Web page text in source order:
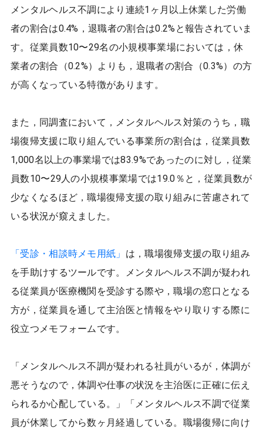
メンタルヘルス不調により連続1ヶ月以上休業した労働
者の割合は0.4%，退職者の割合は0.2%と報告されていま
す。従業員数10〜29名の小規模事業場においては，休
業者の割合（0.2%）よりも，退職者の割合（0.3%）の方
が高くなっている特徴があります。
また，同調査において，メンタルヘルス対策のうち，職
場復帰支援に取り組んでいる事業所の割合は，従業員数
1,000名以上の事業場では83.9%であったのに対し，従業
員数10〜29人の小規模事業場では19.0％と，従業員数が
少なくなるほど，職場復帰支援の取り組みに苦慮されて
いる状況が窺えました。
「受診・相談時メモ用紙」 は，職場復帰支援の取り組み
を手助けするツールです。メンタルヘルス不調が疑われ
る従業員が医療機関を受診する際や，職場の窓口となる
方が，従業員を通して主治医と情報をやり取りする際に
役立つメモフォームです。
「メンタルヘルス不調が疑われる社員がいるが，体調が
悪そうなので，体調や仕事の状況を主治医に正確に伝え
られるか心配している。」「メンタルヘルス不調で従業
員が休業してから数ヶ月経過している。職場復帰に向け